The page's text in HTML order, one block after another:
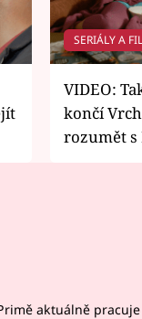
SERIÁLY A
VIDEO:
končí
rozumět
aktuálně